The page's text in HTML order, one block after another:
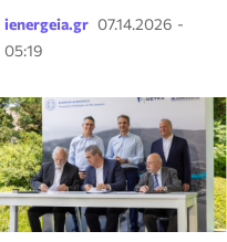
ienergeia.gr 07.14.2026 -
05:19